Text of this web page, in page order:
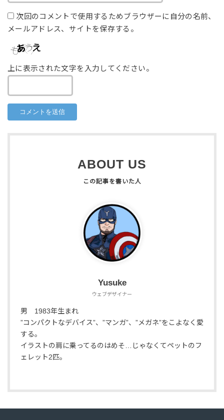
次回のコメントで使用するためブラウザーに自分の名前、
メールアドレス、サイトを保存する。
上に表示された文字を入力してください。
ABOUT US
Yusuke
ウェブデザイナー
男 1983年生まれ
”コンパクトなデバイス”、”マンガ”、”メガネ”をこよなく愛
する。
イラストの肩に乗ってるのはめそ…じゃなくてペットのフ
ェレット2匹。